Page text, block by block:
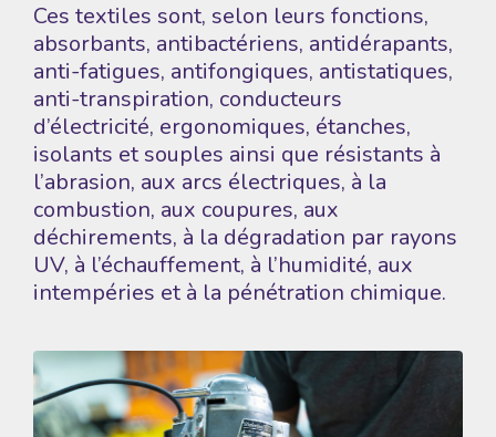
Ces textiles sont, selon leurs fonctions,
absorbants, antibactériens, antidérapants,
anti-fatigues, antifongiques, antistatiques,
anti-transpiration, conducteurs
d’électricité, ergonomiques, étanches,
isolants et souples ainsi que résistants à
l’abrasion, aux arcs électriques, à la
combustion, aux coupures, aux
déchirements, à la dégradation par rayons
UV, à l’échauffement, à l’humidité, aux
intempéries et à la pénétration chimique.